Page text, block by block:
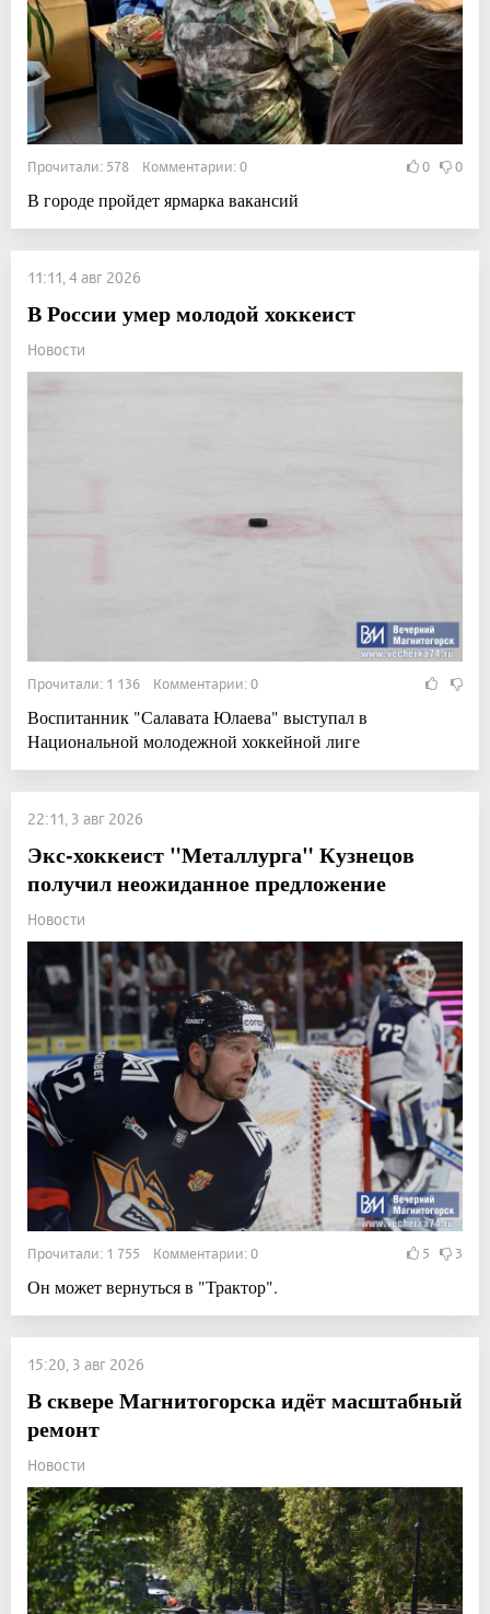
Прочитали: 578 Комментарии: 0 0 0
В городе пройдет ярмарка вакансий
11:11, 4 авг 2026
В России умер молодой хоккеист
Новости
Прочитали: 1 136 Комментарии: 0
Воспитанник "Салавата Юлаева" выступал в
Национальной молодежной хоккейной лиге
22:11, 3 авг 2026
Экс-хоккеист "Металлурга" Кузнецов
получил неожиданное предложение
Новости
Прочитали: 1 755 Комментарии: 0 5 3
Он может вернуться в "Трактор".
15:20, 3 авг 2026
В сквере Магнитогорска идёт масштабный
ремонт
Новости